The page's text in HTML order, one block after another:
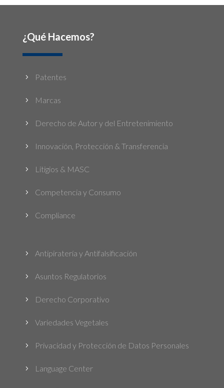
¿Qué Hacemos?
5 Patentes
5 Marcas
5 Derecho de Autor y del Entretenimiento
5 Innovación, Protección & Transferencia
5 Litigios & MASC
5 Competencia y Consumo
5 Compliance
5 Antipiratería y Antifalsificación
5 Asuntos Regulatorios
5 Derecho Corporativo
5 Variedades Vegetales
5 Privacidad y Protección de Datos Personales
5 Language Center